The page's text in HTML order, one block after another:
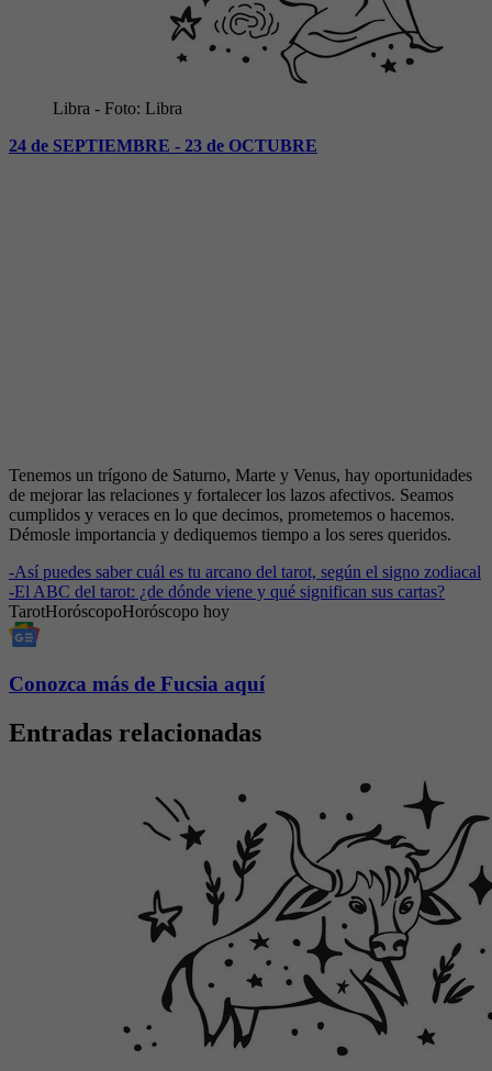
Libra - Foto: Libra
24 de SEPTIEMBRE - 23 de OCTUBRE
Tenemos un trígono de Saturno, Marte y Venus, hay oportunidades
de mejorar las relaciones y fortalecer los lazos afectivos. Seamos
cumplidos y veraces en lo que decimos, prometemos o hacemos.
Démosle importancia y dediquemos tiempo a los seres queridos.
-Así puedes saber cuál es tu arcano del tarot, según el signo zodiacal
-El ABC del tarot: ¿de dónde viene y qué significan sus cartas?
TarotHoróscopoHoróscopo hoy
Conozca más de Fucsia aquí
Entradas relacionadas